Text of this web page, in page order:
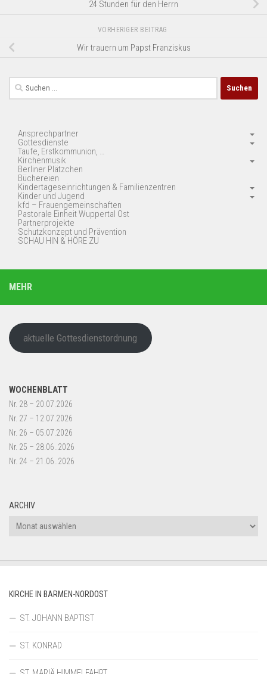
24 Stunden für den Herrn
VORHERIGER BEITRAG
Wir trauern um Papst Franziskus
Suchen
nach:
Ansprechpartner
Gottesdienste
Taufe, Erstkommunion, …
Kirchenmusik
Berliner Plätzchen
Büchereien
Kindertageseinrichtungen & Familienzentren
Kinder und Jugend
kfd – Frauengemeinschaften
Pastorale Einheit Wuppertal Ost
Partnerprojekte
Schutzkonzept und Prävention
SCHAU HIN & HÖRE ZU
MEHR
aktuelle Gottesdienstordnung
WOCHENBLATT
Nr. 28 – 20.07.2026
Nr. 27 – 12.07.2026
Nr. 26 – 05.07.2026
Nr. 25 – 28.06..2026
Nr. 24 – 21.06..2026
ARCHIV
Archiv
KIRCHE IN BARMEN-NORDOST
ST. JOHANN BAPTIST
ST. KONRAD